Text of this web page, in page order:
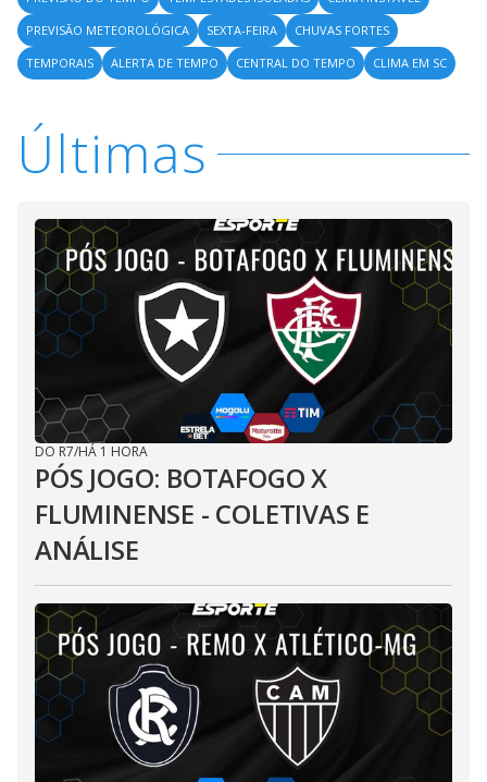
PREVISÃO METEOROLÓGICA
SEXTA-FEIRA
CHUVAS FORTES
TEMPORAIS
ALERTA DE TEMPO CENTRAL DO TEMPO CLIMA EM SC
Últimas
DO R7/HÁ 1 HORA
PÓS JOGO: BOTAFOGO X
FLUMINENSE - COLETIVAS E
ANÁLISE